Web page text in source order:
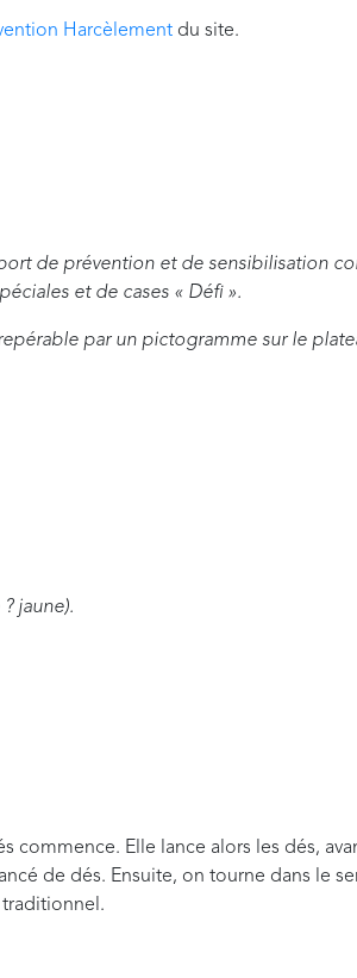
Harcèlement du site.
de prévention et de sensibilisation
et de cases « Défi ».
par un pictogramme sur le
jaune).
commence. Elle lance alors les dés,
de dés. Ensuite, on tourne dans le